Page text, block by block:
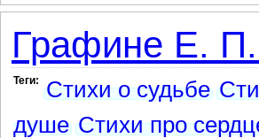
Графине Е.
Теги: Стихи о судьбе
душе Стихи про